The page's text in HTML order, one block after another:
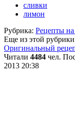
сливки
лимон
Рубрика: Рецепты
Еще из этой
Оригинальный
Читали 4484 чел.
2013 20:38